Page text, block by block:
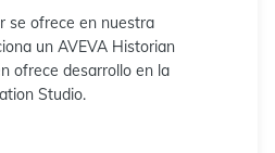
se ofrece en nuestra
un AVEVA Historian
ofrece desarrollo en la
Studio.